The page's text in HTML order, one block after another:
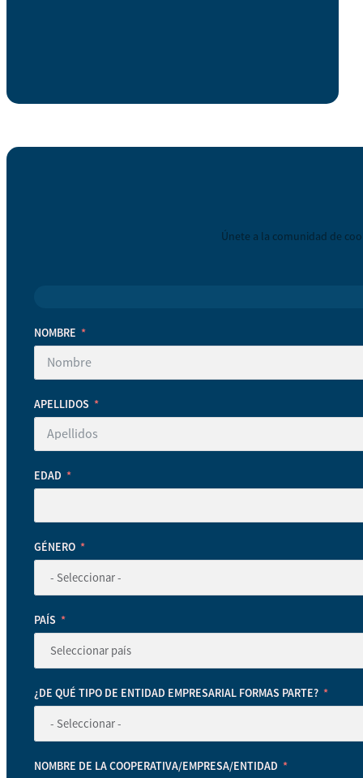
Únete a la comunidad de
NOMBRE
APELLIDOS
EDAD
GÉNERO
PAÍS
¿DE QUÉ TIPO DE ENTIDAD EMPRESARIAL FORMAS PARTE?
NOMBRE DE LA COOPERATIVA/EMPRESA/ENTIDAD